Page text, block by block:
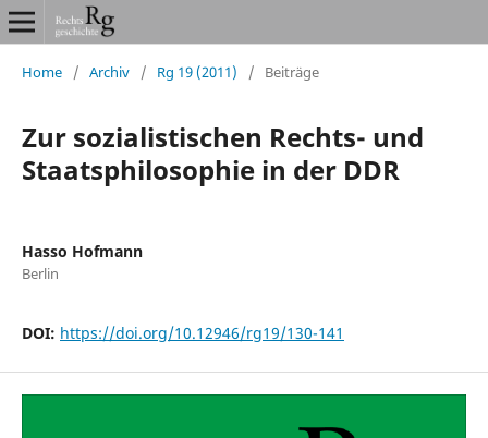
Home / Archiv / Rg 19 (2011) / Beiträge
Zur sozialistischen Rechts- und
Staatsphilosophie in der DDR
Hasso Hofmann
Berlin
DOI: https://doi.org/10.12946/rg19/130-141